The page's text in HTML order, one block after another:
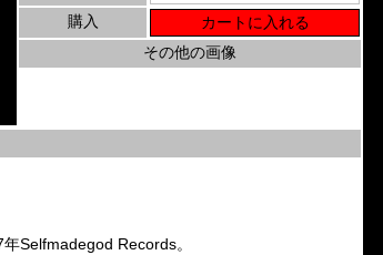
購入
その他の画像
Selfmadegod Records。